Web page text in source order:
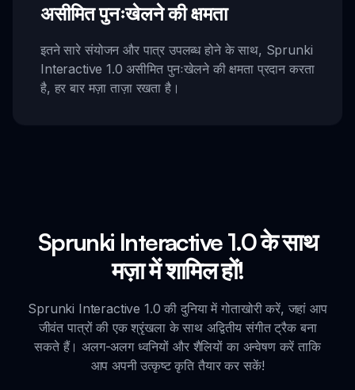
असीमित पुनःखेलने की क्षमता
इतने सारे संयोजन और पात्र उपलब्ध होने के साथ, Sprunki
Interactive 1.0 असीमित पुनःखेलने की क्षमता प्रदान करता
है, हर बार मज़ा ताज़ा रखता है।
Sprunki Interactive 1.0 के साथ
मज़ा में शामिल हों!
Sprunki Interactive 1.0 की दुनिया में गोताखोरी करें, जहां आप
जीवंत पात्रों की एक श्रृंखला के साथ अद्वितीय संगीत ट्रैक बना
सकते हैं। अलग-अलग ध्वनियों और शैलियों का अन्वेषण करें ताकि
आप अपनी उत्कृष्ट कृति तैयार कर सकें!